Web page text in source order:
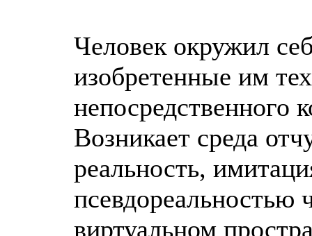
Человек окружил
изобретенные им
непосредственного
Возникает среда
реальность,
псевдореальностью
виртуальном